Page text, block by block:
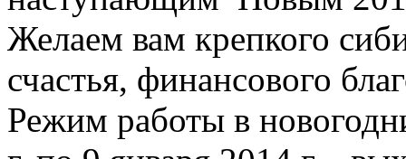
Желаем вам крепкого
счастья, финансового
Режим работы в